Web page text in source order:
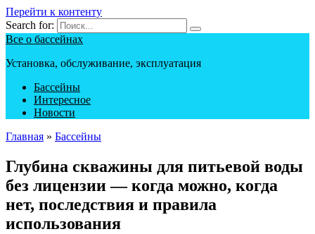
Перейти к контенту
Search for:
Все о бассейнах
Установка, обслуживание, эксплуатация
Бассейны
Интересное
Новости
Главная » Бассейны
Глубина скважины для питьевой воды
без лицензии — когда можно, когда
нет, последствия и правила
использования